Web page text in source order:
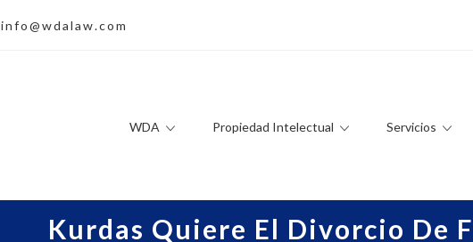
info@wdalaw.com
WDA Propiedad Intelectual Servicios
Kurdas Quiere El Divorcio De